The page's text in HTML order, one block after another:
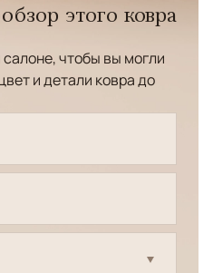
этого ковра
чтобы вы могли
и детали ковра до